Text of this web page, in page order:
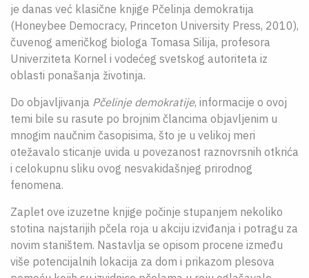
je danas već klasične knjige Pčelinja demokratija
(Honeybee Democracy, Princeton University Press, 2010),
čuvenog američkog biologa Tomasa Silija, profesora
Univerziteta Kornel i vodećeg svetskog autoriteta iz
oblasti ponašanja životinja.
Do objavljivanja Pčelinje demokratije, informacije o ovoj
temi bile su rasute po brojnim člancima objavljenim u
mnogim naučnim časopisima, što je u velikoj meri
otežavalo sticanje uvida u povezanost raznovrsnih otkrića
i celokupnu sliku ovog nesvakidašnjeg prirodnog
fenomena.
Zaplet ove izuzetne knjige počinje stupanjem nekoliko
stotina najstarijih pčela roja u akciju izviđanja i potragu za
novim staništem. Nastavlja se opisom procene između
više potencijalnih lokacija za dom i prikazom plesova